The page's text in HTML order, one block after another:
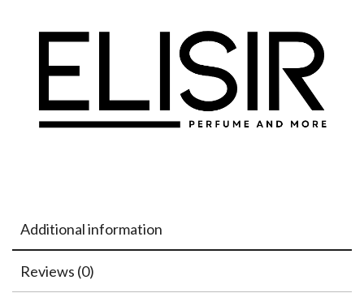
Additional information
Reviews (0)